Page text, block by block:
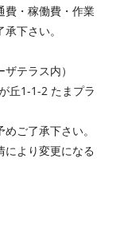
費・稼働費・作業
下さい。
テラス内）
丘1-1-2 たまプラ
ご了承下さい。
より変更になる